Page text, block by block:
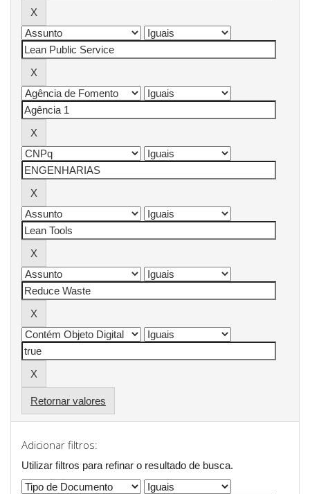
Retornar valores
Adicionar filtros:
Utilizar filtros para refinar o resultado de busca.